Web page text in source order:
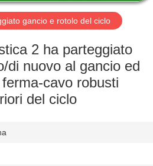
gancio e rotolo del ciclo
2 ha parteggiato
di nuovo al gancio ed
cavo robusti
del ciclo